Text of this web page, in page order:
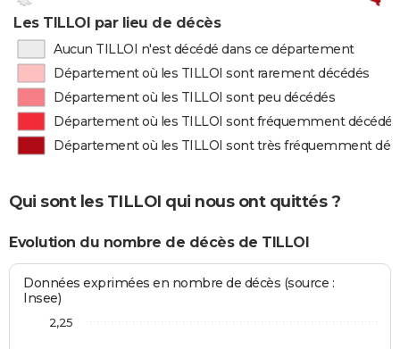
Les TILLOI par lieu de décès
Aucun TILLOI n'est décédé dans ce département
Département où les TILLOI sont rarement décédés
Département où les TILLOI sont peu décédés
Département où les TILLOI sont fréquemment décédés
Département où les TILLOI sont très fréquemment
Qui sont les TILLOI qui nous ont quittés ?
Evolution du nombre de décès de TILLOI
Données exprimées en nombre de décès (source :
Insee)
2,25